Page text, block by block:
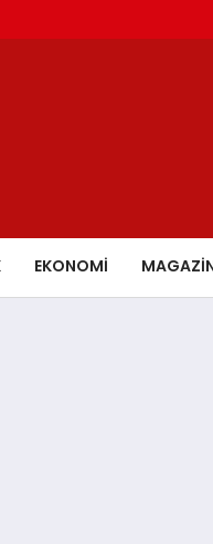
EKONOMİ